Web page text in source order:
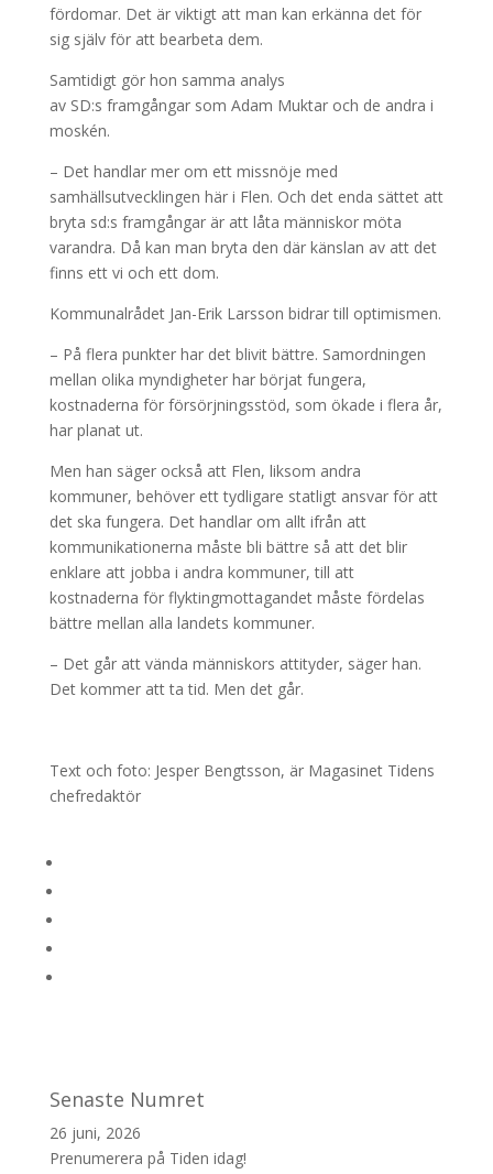
fördomar. Det är viktigt att man kan erkänna det för
sig själv för att bearbeta dem.
Samtidigt gör hon samma analys
av SD:s framgångar som Adam Muktar och de andra i
moskén.
– Det handlar mer om ett missnöje med
samhällsutvecklingen här i Flen. Och det enda sättet att
bryta sd:s framgångar är att låta människor möta
varandra. Då kan man bryta den där känslan av att det
finns ett vi och ett dom.
Kommunalrådet Jan-Erik Larsson bidrar till optimismen.
– På flera punkter har det blivit bättre. Samordningen
mellan olika myndigheter har börjat fungera,
kostnaderna för försörjningsstöd, som ökade i flera år,
har planat ut.
Men han säger också att Flen, liksom andra
kommuner, behöver ett tydligare statligt ansvar för att
det ska fungera. Det handlar om allt ifrån att
kommunikationerna måste bli bättre så att det blir
enklare att jobba i andra kommuner, till att
kostnaderna för flyktingmottagandet måste fördelas
bättre mellan alla landets kommuner.
– Det går att vända människors attityder, säger han.
Det kommer att ta tid. Men det går.
Text och foto: Jesper Bengtsson, är Magasinet Tidens
chefredaktör
Senaste Numret
26 juni, 2026
Prenumerera på Tiden idag!